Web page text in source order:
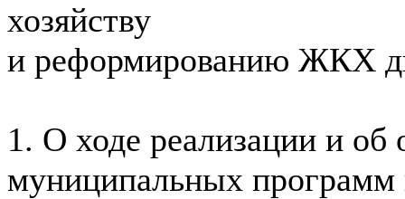
хозяйству
и реформированию ЖКХ
1. О ходе реализации и об
муниципальных программ